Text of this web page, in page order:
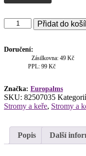
Bougainvillea
fialová,
cm
Přidat do
Doručení:
Zásilkovna: 49 Kč
PPL: 99 Kč
Značka: Europalms
SKU: 82507035
Stromy a keře, Stromy a
Popis Další